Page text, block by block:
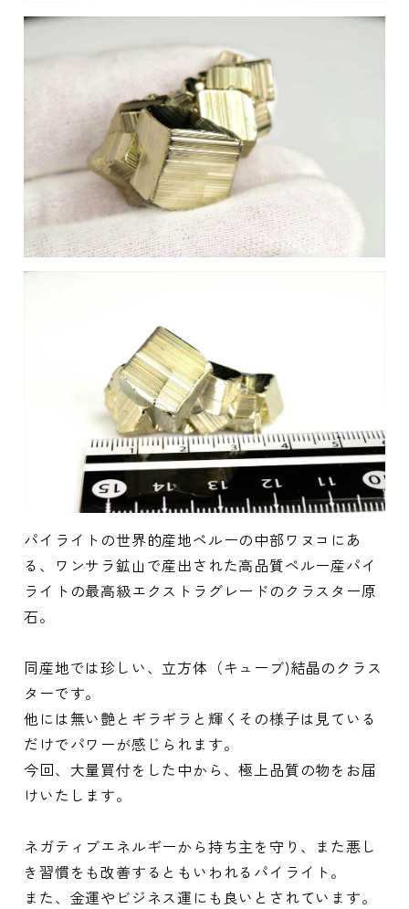
パイライトの世界的産地ペルーの中部ワヌコにあ
る、ワンサラ鉱山で産出された高品質ペルー産パイ
ライトの最高級エクストラグレードのクラスター原
石。
同産地では珍しい、立方体（キューブ)結晶のクラス
ターです。
他には無い艶とギラギラと輝くその様子は見ている
だけでパワーが感じられます。
今回、大量買付をした中から、極上品質の物をお届
けいたします。
ネガティブエネルギーから持ち主を守り、また悪し
き習慣をも改善するともいわれるパイライト。
また、金運やビジネス運にも良いとされています。